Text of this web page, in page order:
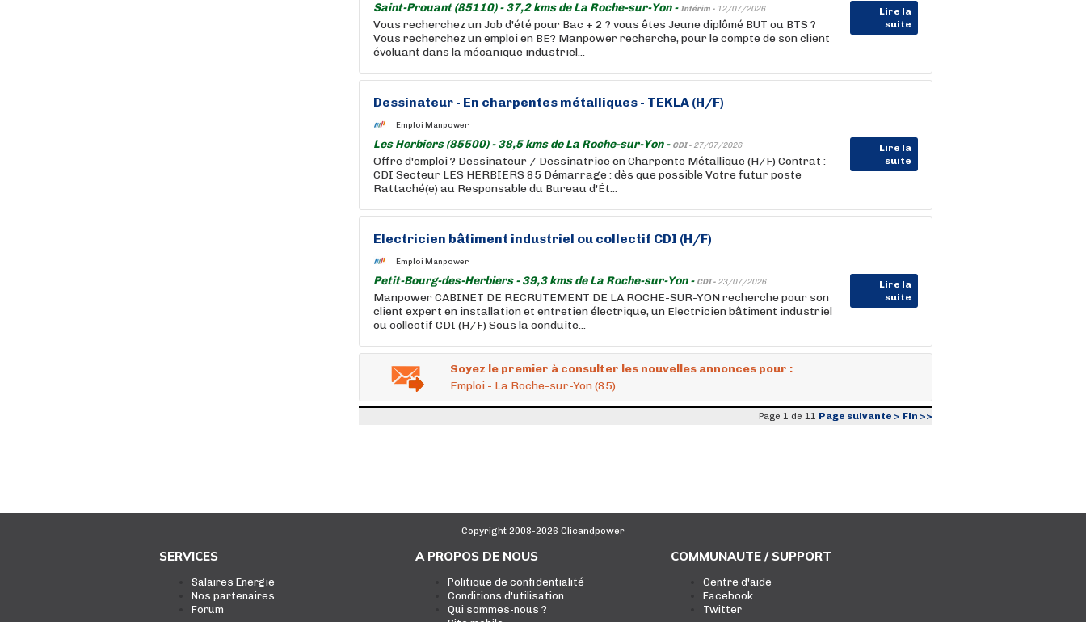
Saint-Prouant (85110) - 37,2 kms de La Roche-sur-Yon -Intérim - 12/07/2026
Lire la
suite
Vous recherchez un Job d'été pour Bac + 2 ? vous êtes Jeune diplômé BUT ou BTS ?
Vous recherchez un emploi en BE? Manpower recherche, pour le compte de son client
évoluant dans la mécanique industriel...
Dessinateur - En charpentes métalliques - TEKLA (H/F)
Emploi Manpower
Les Herbiers (85500) - 38,5 kms de La Roche-sur-Yon - CDI - 27/07/2026
Lire la
suite
Offre d'emploi ? Dessinateur / Dessinatrice en Charpente Métallique (H/F) Contrat :
CDI Secteur LES HERBIERS 85 Démarrage : dès que possible Votre futur poste
Rattaché(e) au Responsable du Bureau d'Ét...
Electricien bâtiment industriel ou collectif CDI (H/F)
Emploi Manpower
Petit-Bourg-des-Herbiers - 39,3 kms de La Roche-sur-Yon - CDI - 23/07/2026
Lire la
suite
Manpower CABINET DE RECRUTEMENT DE LA ROCHE-SUR-YON recherche pour son
client expert en installation et entretien électrique, un Electricien bâtiment industriel
ou collectif CDI (H/F) Sous la conduite...
Soyez le premier à consulter les nouvelles annonces pour :
Emploi - La Roche-sur-Yon (85)
Page 1 de 11 Page suivante > Fin >>
Copyright 2008-2026 Clicandpower
SERVICES
Salaires Energie
Nos partenaires
Forum
A PROPOS DE NOUS
Politique de confidentialité
Conditions d'utilisation
Qui sommes-nous ?
COMMUNAUTE / SUPPORT
Centre d'aide
Facebook
Twitter